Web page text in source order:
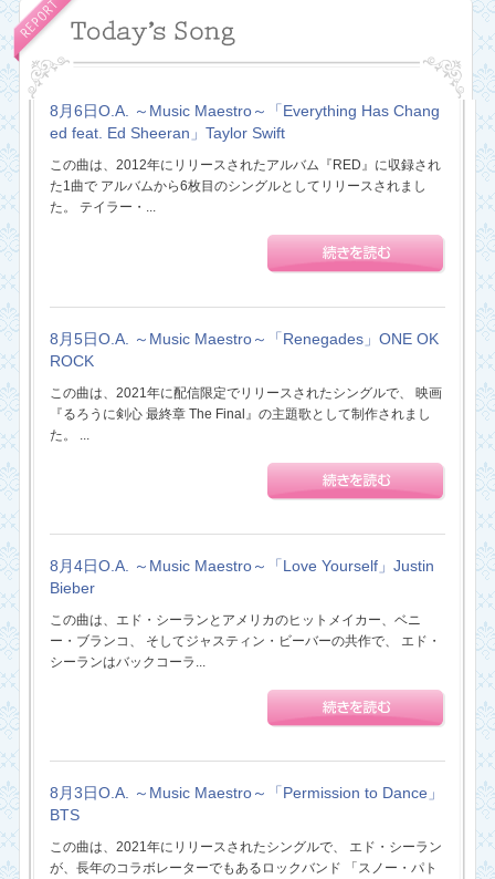
8月6日O.A. ～Music Maestro～「Everything Has Chang
ed feat. Ed Sheeran」Taylor Swift
この曲は、2012年にリリースされたアルバム『RED』に収録され
た1曲で アルバムから6枚目のシングルとしてリリースされまし
た。 テイラー・...
8月5日O.A. ～Music Maestro～「Renegades」ONE OK
ROCK
この曲は、2021年に配信限定でリリースされたシングルで、 映画
『るろうに剣心 最終章 The Final』の主題歌として制作されまし
た。 ...
8月4日O.A. ～Music Maestro～「Love Yourself」Justin
Bieber
この曲は、エド・シーランとアメリカのヒットメイカー、ベニ
ー・ブランコ、 そしてジャスティン・ビーバーの共作で、 エド・
シーランはバックコーラ...
8月3日O.A. ～Music Maestro～「Permission to Dance」
BTS
この曲は、2021年にリリースされたシングルで、 エド・シーラン
が、長年のコラボレーターでもあるロックバンド 「スノー・パト